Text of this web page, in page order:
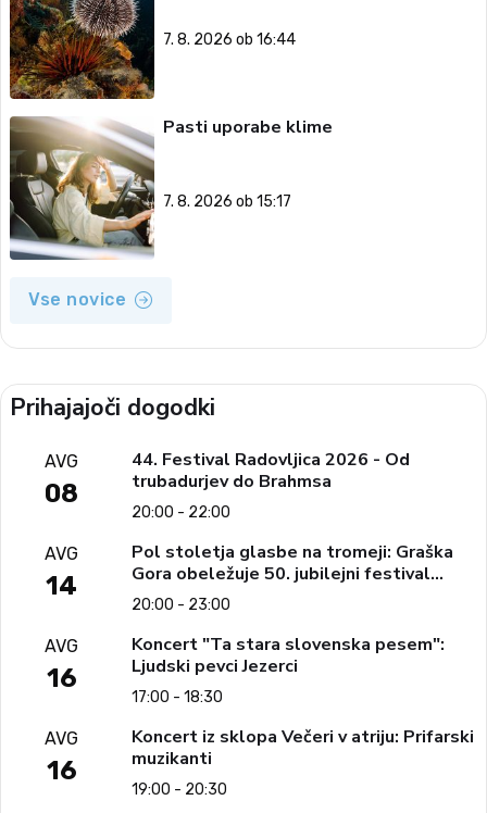
7. 8. 2026 ob 16:44
Pasti uporabe klime
7. 8. 2026 ob 15:17
Vse novice
Prihajajoči dogodki
AVG
08
44. Festival Radovljica 2026 - Od
trubadurjev do Brahmsa
20:00 - 22:00
AVG
14
Pol stoletja glasbe na tromeji: Graška
Gora obeležuje 50. jubilejni festival
narodno-zabavne glasbe
20:00 - 23:00
AVG
16
Koncert "Ta stara slovenska pesem":
Ljudski pevci Jezerci
17:00 - 18:30
AVG
16
Koncert iz sklopa Večeri v atriju: Prifarski
muzikanti
19:00 - 20:30